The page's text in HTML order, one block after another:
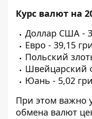
Курс валют на
Доллар США -
Евро - 39,15
Польский
Швейцарский
Юань - 5,02
При этом важно
обмена валют